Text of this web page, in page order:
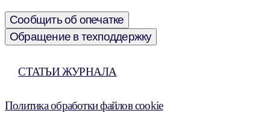
Сообщить об опечатке
Обращение в техподдержку
СТАТЬИ ЖУРНАЛА
Политика обработки файлов cookie